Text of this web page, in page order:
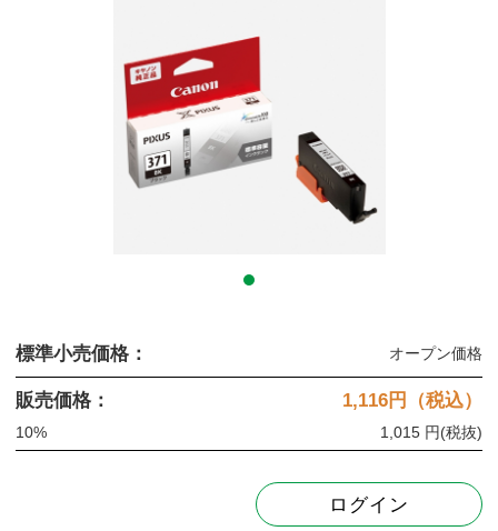
標準小売価格： オープン価格
販売価格： 1,116円（税込）
10% 1,015 円(税抜)
ログイン